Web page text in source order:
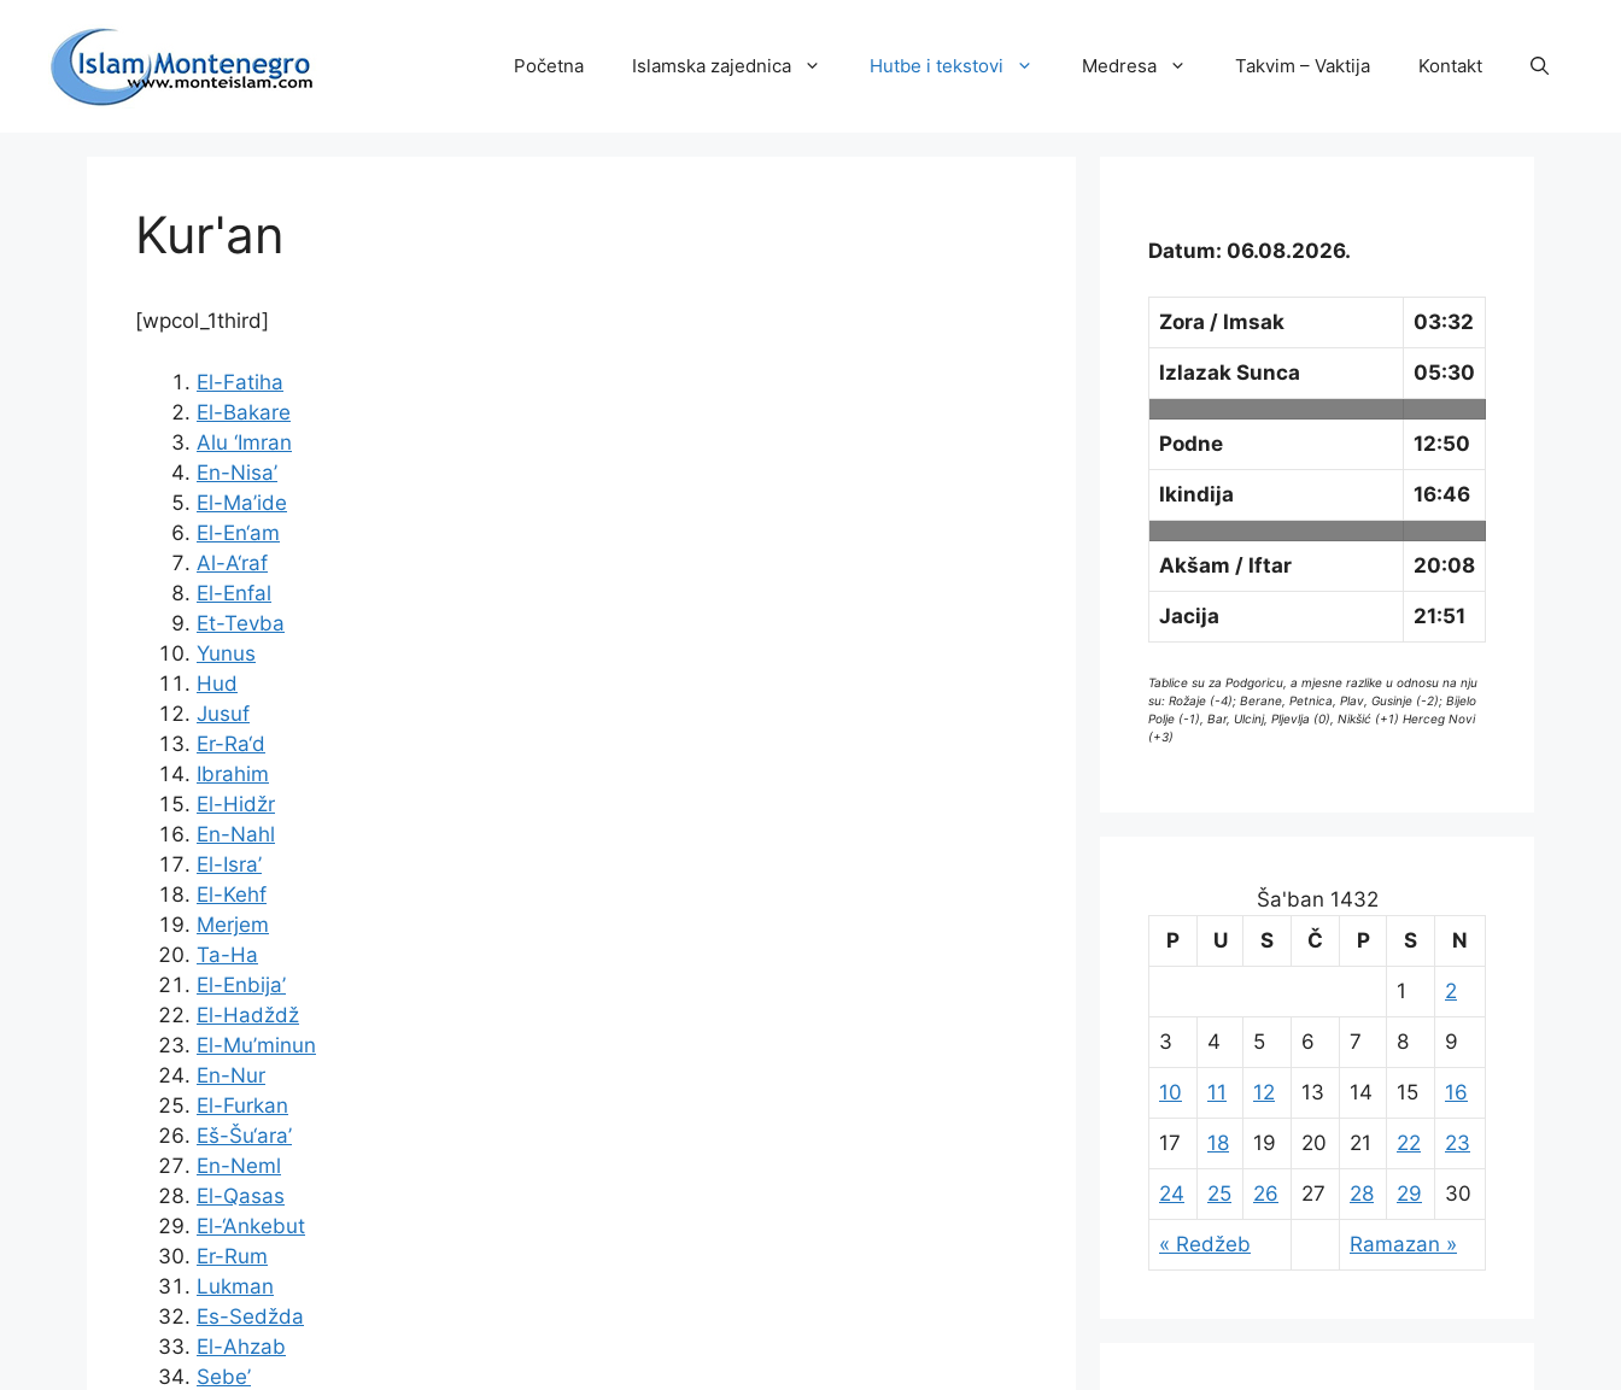
sadržaj
Početna Islamska zajednica Hutbe i tekstovi Medresa Takvim – Vaktija Kontakt
Kur'an
[wpcol_1third]
El-Fatiha
El-Bakare
Alu ‘Imran
En-Nisa’
El-Ma’ide
El-En‘am
Al-A‘raf
El-Enfal
Et-Tevba
Yunus
Hud
Jusuf
Er-Ra‘d
Ibrahim
El-Hidžr
En-Nahl
El-Isra’
El-Kehf
Merjem
Ta-Ha
El-Enbija’
El-Hadždž
El-Mu’minun
En-Nur
El-Furkan
Eš-Šu‘ara’
En-Neml
El-Qasas
El-‘Ankebut
Er-Rum
Lukman
Es-Sedžda
El-Ahzab
Sebe’
Datum: 06.08.2026.
Zora / Imsak 03:32
Izlazak Sunca 05:30
Podne 12:50
Ikindija 16:46
Akšam / Iftar 20:08
Jacija 21:51
Tablice su za Podgoricu, a mjesne razlike u odnosu na nju
su: Rožaje (-4); Berane, Petnica, Plav, Gusinje (-2); Bijelo
Polje (-1), Bar, Ulcinj, Pljevlja (0), Nikšić (+1) Herceg Novi
(+3)
Ša'ban 1432
P
U S Č P S N
« Redžeb Ramazan »
1 2
3 4 5 6 7 8 9
10 11 12 13 14 15 16
17 18 19 20 21 22 23
24 25 26 27 28 29 30